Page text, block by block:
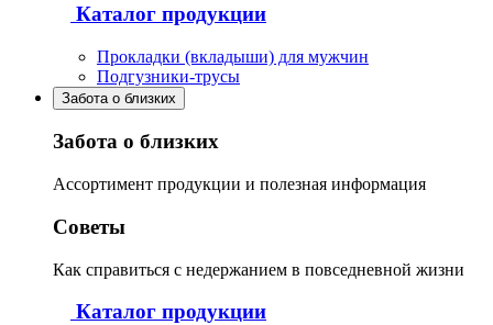
Каталог продукции
Прокладки (вкладыши) для мужчин
Подгузники-трусы
Забота о близких
Забота о близких
Ассортимент продукции и полезная информация
Советы
Как справиться с недержанием в повседневной жизни
Каталог продукции